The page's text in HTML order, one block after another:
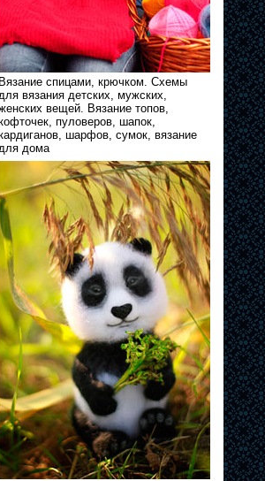
Вязание спицами, крючком. Схемы
вязания детских, мужских,
вещей. Вязание топов,
пуловеров, шапок,
шарфов, сумок, вязание
дома